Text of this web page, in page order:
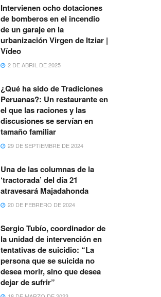
Intervienen ocho dotaciones
de bomberos en el incendio
de un garaje en la
urbanización Virgen de Itziar |
Vídeo
2 DE ABRIL DE 2025
¿Qué ha sido de Tradiciones
Peruanas?: Un restaurante en
el que las raciones y las
discusiones se servían en
tamaño familiar
29 DE SEPTIEMBRE DE 2024
Una de las columnas de la
‘tractorada’ del día 21
atravesará Majadahonda
20 DE FEBRERO DE 2024
Sergio Tubío, coordinador de
la unidad de intervención en
tentativas de suicidio: “La
persona que se suicida no
desea morir, sino que desea
dejar de sufrir”